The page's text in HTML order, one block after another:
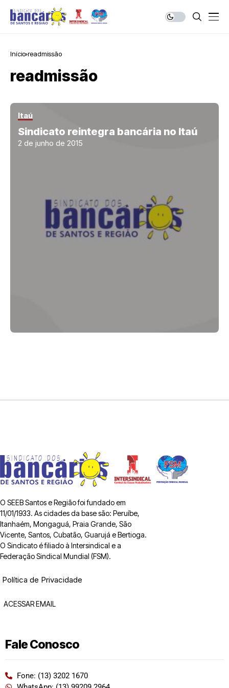
Início readmissão
readmissão
Itaú
Sindicato reintegra bancária no Itaú
2 de junho de 2015
O SEEB Santos e Região foi fundado em
11/01/1933. As cidades da base são: Peruíbe,
Itanhaém, Mongaguá, Praia Grande, São
Vicente, Santos, Cubatão, Guarujá e Bertioga.
O Sindicato é filiado à Intersindical e a
Federação Sindical Mundial (FSM).
Política de Privacidade
ACESSAR EMAIL
Fale Conosco
Fone: (13) 3202 1670